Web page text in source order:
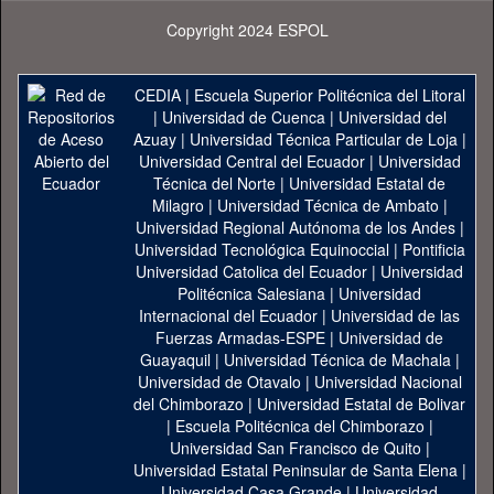
Copyright 2024 ESPOL
CEDIA| Escuela Superior Politécnica del Litoral
| Universidad de Cuenca| Universidad del
Azuay| Universidad Técnica Particular de Loja|
Universidad Central del Ecuador| Universidad
Técnica del Norte | Universidad Estatal de
Milagro | Universidad Técnica de Ambato |
Universidad Regional Autónoma de los Andes|
Universidad Tecnológica Equinoccial| Pontificia
Universidad Catolica del Ecuador | Universidad
Politécnica Salesiana | Universidad
Internacional del Ecuador | Universidad de las
Fuerzas Armadas-ESPE | Universidad de
Guayaquil| Universidad Técnica de Machala|
Universidad de Otavalo | Universidad Nacional
del Chimborazo | Universidad Estatal de Bolivar
| Escuela Politécnica del Chimborazo |
Universidad San Francisco de Quito |
Universidad Estatal Peninsular de Santa Elena|